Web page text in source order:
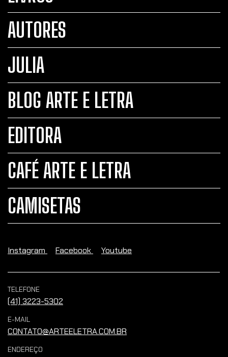
AUTORES
JULIA
BLOG ARTE E LETRA
EDITORA
CAFÉ ARTE E LETRA
CAMISETAS
Instagram Facebook Youtube
TELEFONE
(41) 3223-5302
E-MAIL
CONTATO@ARTEELETRA.COM.BR
ENDEREÇO